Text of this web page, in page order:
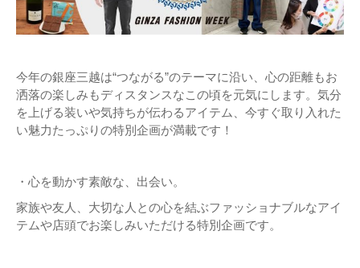
今年の銀座三越は“つながる”のテーマに沿い、心の距離もお
洒落の楽しみもディスタンスなこの頃を元気にします。気分
を上げる装いや気持ちが伝わるアイテム、今すぐ取り入れた
い魅力たっぷりの特別企画が満載です！
・心を動かす素敵な、出会い。
家族や友人、大切な人との心を結ぶファッショナブルなアイ
テムや店頭でお楽しみいただける特別企画です。